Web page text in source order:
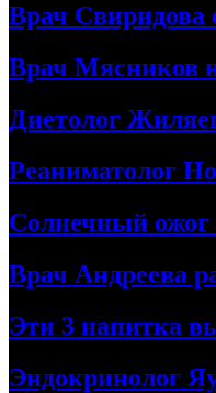
Врач Свиридова
Врач Мясников
Диетолог
Реаниматолог
Солнечный ожог
Врач Андреева
Эти 3 напитка
Эндокринолог